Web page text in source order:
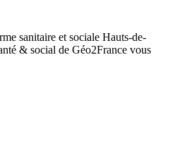
sanitaire et sociale Hauts-de-
& social de Géo2France vous